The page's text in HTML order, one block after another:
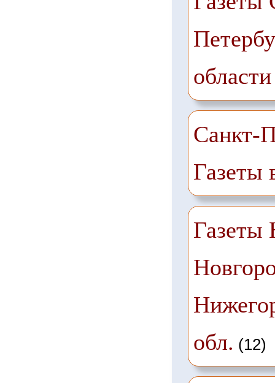
области
Санкт-
Газеты
Газеты
обл. (12)